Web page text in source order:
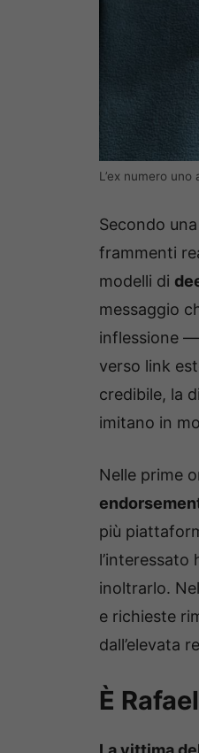
L’ex numero
Secondo
frammenti
modelli di
messaggio
inflessione
verso link
credibile, la
imitano in
Nelle prime
più
inoltrarlo.
e richieste
dall’elevata
È